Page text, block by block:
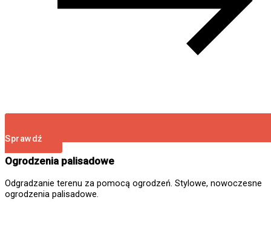
Sprawdź
Ogrodzenia palisadowe
Odgradzanie terenu za pomocą ogrodzeń. Stylowe, nowoczesne
ogrodzenia palisadowe.